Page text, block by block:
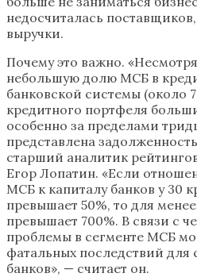
недосчиталась
выручки.
Почему это важно.
небольшую долю МСБ в
банковской системы (около
кредитного портфеля
особенно за пределами
представлена
старший аналитик
Егор Лопатин. «Если
МСБ к капиталу банков у 30
превышает 50%, то для
превышает 700%. В связи с
проблемы в сегменте МСБ
фатальных последствий для
банков», — считает он.